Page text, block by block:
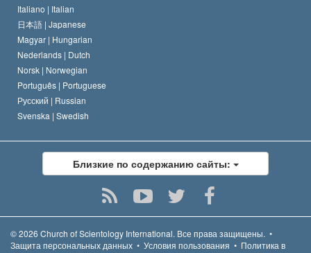
Italiano | Italian
日本語 | Japanese
Magyar | Hungarian
Nederlands | Dutch
Norsk | Norwegian
Português | Portuguese
Русский | Russian
Svenska | Swedish
Близкие по содержанию сайты:
© 2026 Church of Scientology International. Все права защищены. •
Защита персональных данных • Условия пользования • Политика в